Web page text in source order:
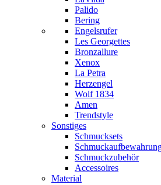
Palido
Bering
Engelsrufer
Les Georgettes
Bronzallure
Xenox
La Petra
Herzengel
Wolf 1834
Amen
Trendstyle
Sonstiges
Schmucksets
Schmuckzubehör
Accessoires
Material